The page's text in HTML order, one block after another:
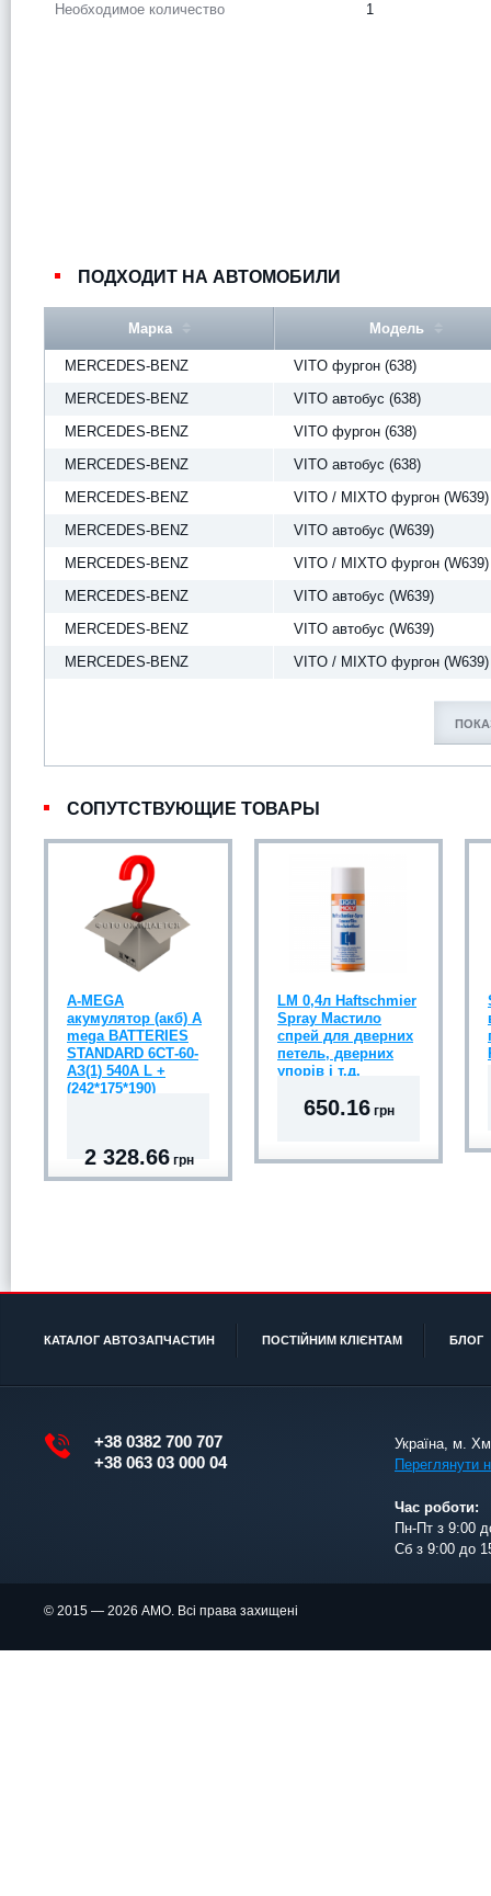
Необходимое количество
1
ПОДХОДИТ НА АВТОМОБИЛИ
Марка Модель
MERCEDES-BENZ
VITO фургон (638)
MERCEDES-BENZ
VITO автобус (638)
MERCEDES-BENZ
VITO фургон (638)
MERCEDES-BENZ
VITO автобус (638)
MERCEDES-BENZ
VITO / MIXTO фургон (W639)
MERCEDES-BENZ
VITO автобус (W639)
MERCEDES-BENZ
VITO / MIXTO фургон (W639)
MERCEDES-BENZ
VITO автобус (W639)
MERCEDES-BENZ
VITO автобус (W639)
MERCEDES-BENZ
VITO / MIXTO фургон (W639)
СОПУТСТВУЮЩИЕ ТОВАРЫ
A-MEGA
акумулятор (акб) A
mega BATTERIES
STANDARD 6СТ-60-
АЗ(1) 540A L +
(242*175*190)
2 328.66 грн
LM 0,4л Haftschmier
Spray Мастило
спрей для дверних
петель, дверних
упорів і т.д.
650.16грн
КАТАЛОГ АВТОЗАПЧАСТИН ПОСТІЙНИМ КЛІЄНТАМ БЛОГ
+38 0382 700 707
+38 063 03 000 04
Україна, м.
Переглянути
Час роботи:
Пн-Пт з 9:00
Сб з 9:00 до
© 2015 — 2026 АМО. Всі права захищені